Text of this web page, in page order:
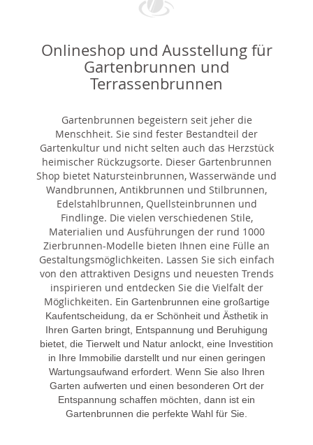
Onlineshop und Ausstellung für
Gartenbrunnen und
Terrassenbrunnen
Gartenbrunnen begeistern seit jeher die
Menschheit. Sie sind fester Bestandteil der
Gartenkultur und nicht selten auch das Herzstück
heimischer Rückzugsorte. Dieser Gartenbrunnen
Shop bietet Natursteinbrunnen, Wasserwände und
Wandbrunnen, Antikbrunnen und Stilbrunnen,
Edelstahlbrunnen, Quellsteinbrunnen und
Findlinge. Die vielen verschiedenen Stile,
Materialien und Ausführungen der rund 1000
Zierbrunnen-Modelle bieten Ihnen eine Fülle an
Gestaltungsmöglichkeiten. Lassen Sie sich einfach
von den attraktiven Designs und neuesten Trends
inspirieren und entdecken Sie die Vielfalt der
Möglichkeiten. Ein Gartenbrunnen eine großartige
Kaufentscheidung, da er Schönheit und Ästhetik in
Ihren Garten bringt, Entspannung und Beruhigung
bietet, die Tierwelt und Natur anlockt, eine Investition
in Ihre Immobilie darstellt und nur einen geringen
Wartungsaufwand erfordert. Wenn Sie also Ihren
Garten aufwerten und einen besonderen Ort der
Entspannung schaffen möchten, dann ist ein
Gartenbrunnen die perfekte Wahl für Sie.